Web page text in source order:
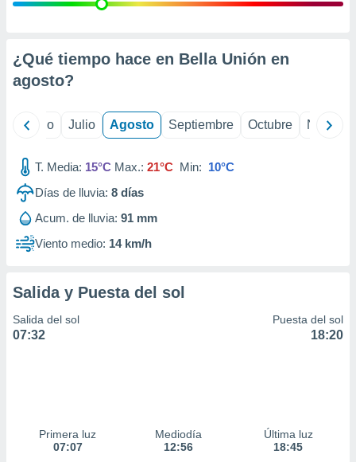
e
mediante
publicidad
de
1199
¿Qué tiempo hace en Bella Unión en
agosto?
Junio Julio Agosto Septiembre Octubre
T. Media: 15°C Max.: 21°C Min: 10°C
Días de lluvia: 8 días
Acum. de lluvia: 91 mm
Viento medio: 14 km/h
Salida y Puesta del sol
Salida del sol
07:32
Puesta del sol
18:20
Primera luz
07:07
Mediodía
12:56
Última luz
18:45